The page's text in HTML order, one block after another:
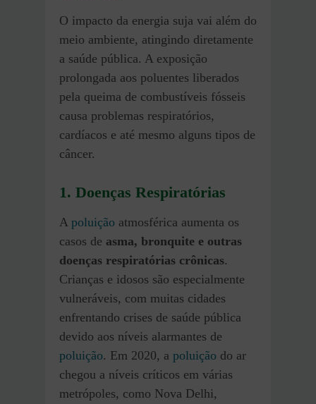
O impacto da energia suja vai além do
meio ambiente, atingindo diretamente
a saúde pública. A exposição
prolongada aos poluentes liberados
pela queima de combustíveis fósseis
causa problemas respiratórios,
cardíacos e até mesmo alguns tipos de
câncer.
1. Doenças Respiratórias
A poluição atmosférica aumenta os
casos de asma, bronquite e outras
doenças respiratórias crônicas.
Crianças e idosos são especialmente
vulneráveis, com muitas cidades
enfrentando crises de saúde pública
devido aos níveis alarmantes de
poluição. Em 2020, a poluição do ar
chegou a níveis críticos em várias
metrópoles, como Nova Delhi,